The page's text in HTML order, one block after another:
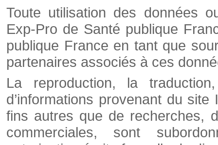
Toute utilisation des données
Exp-Pro de Santé publique
publique France en tant que
partenaires associés à ces
La reproduction, la
d’informations provenant du
fins autres que de recherches,
commerciales, sont